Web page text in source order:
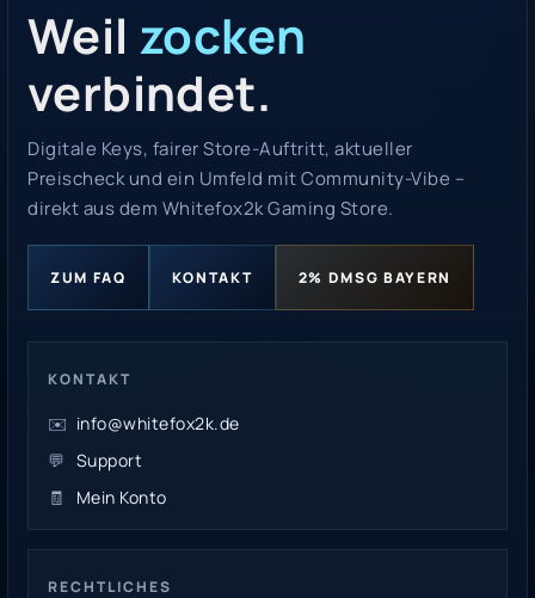
Weil zocken
verbindet.
Digitale Keys, fairer Store-Auftritt, aktueller
Preischeck und ein Umfeld mit Community-Vibe –
direkt aus dem Whitefox2k Gaming Store.
ZUM FAQ KONTAKT 2% DMSG BAYERN
KONTAKT
✉️ info@whitefox2k.de
💬 Support
🧾
Mein Konto
RECHTLICHES